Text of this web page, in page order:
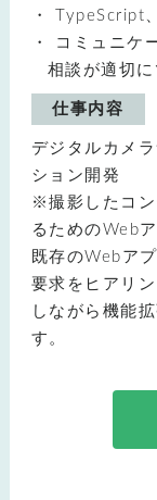
TypeScript
コミュニケ
相談が適切
仕事内容
デジタルカメ
ション開発
※撮影したコン
るためのWeb
既存のWebア
要求をヒアリ
しながら機能
す。